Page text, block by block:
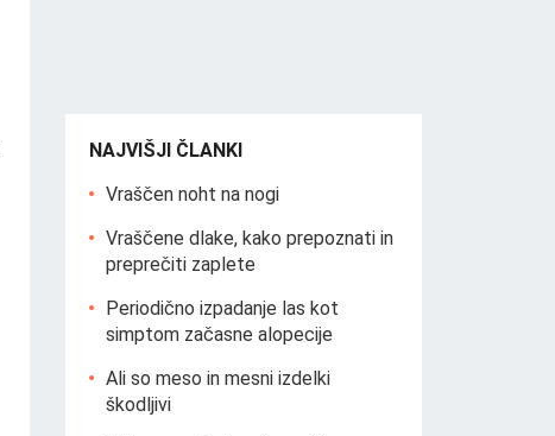
NAJVIŠJI ČLANKI
Vraščen noht na nogi
Vraščene dlake, kako prepoznati in
preprečiti zaplete
Periodično izpadanje las kot
simptom začasne alopecije
Ali so meso in mesni izdelki
škodljivi